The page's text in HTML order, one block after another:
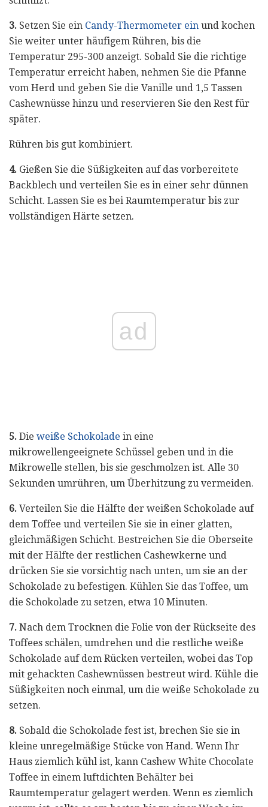
3. Setzen Sie ein Candy-Thermometer ein und kochen
Sie weiter unter häufigem Rühren, bis die
Temperatur 295-300 anzeigt. Sobald Sie die richtige
Temperatur erreicht haben, nehmen Sie die Pfanne
vom Herd und geben Sie die Vanille und 1,5 Tassen
Cashewnüsse hinzu und reservieren Sie den Rest für
später.
Rühren bis gut kombiniert.
4. Gießen Sie die Süßigkeiten auf das vorbereitete
Backblech und verteilen Sie es in einer sehr dünnen
Schicht. Lassen Sie es bei Raumtemperatur bis zur
vollständigen Härte setzen.
ad
5. Die weiße Schokolade in eine
mikrowellengeeignete Schüssel geben und in die
Mikrowelle stellen, bis sie geschmolzen ist. Alle 30
Sekunden umrühren, um Überhitzung zu vermeiden.
6. Verteilen Sie die Hälfte der weißen Schokolade auf
dem Toffee und verteilen Sie sie in einer glatten,
gleichmäßigen Schicht. Bestreichen Sie die Oberseite
mit der Hälfte der restlichen Cashewkerne und
drücken Sie sie vorsichtig nach unten, um sie an der
Schokolade zu befestigen. Kühlen Sie das Toffee, um
die Schokolade zu setzen, etwa 10 Minuten.
7. Nach dem Trocknen die Folie von der Rückseite des
Toffees schälen, umdrehen und die restliche weiße
Schokolade auf dem Rücken verteilen, wobei das Top
mit gehackten Cashewnüssen bestreut wird. Kühle die
Süßigkeiten noch einmal, um die weiße Schokolade zu
setzen.
8. Sobald die Schokolade fest ist, brechen Sie sie in
kleine unregelmäßige Stücke von Hand. Wenn Ihr
Haus ziemlich kühl ist, kann Cashew White Chocolate
Toffee in einem luftdichten Behälter bei
Raumtemperatur gelagert werden. Wenn es ziemlich